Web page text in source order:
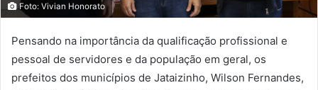
Foto: Vivian Honorato
Pensando na importância da qualificação profissional e
pessoal de servidores e da população em geral, os
prefeitos dos municípios de Jataizinho, Wilson Fernandes,